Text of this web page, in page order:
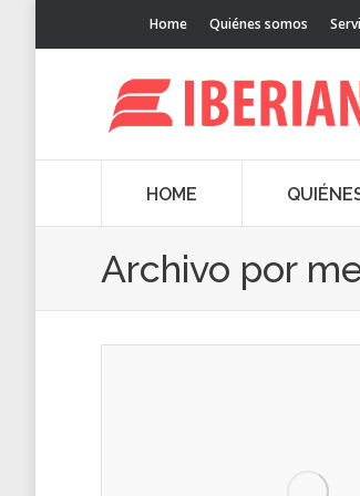
Home Quiénes somos
HOME
Archivo por